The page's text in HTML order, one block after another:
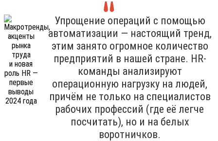
Упрощение операций с помощью
автоматизации — настоящий тренд,
этим занято огромное количество
предприятий в нашей стране. HR-
команды анализируют
операционную нагрузку на людей,
причём не только на специалистов
рабочих профессий (где её легче
посчитать), но и на белых
воротничков.